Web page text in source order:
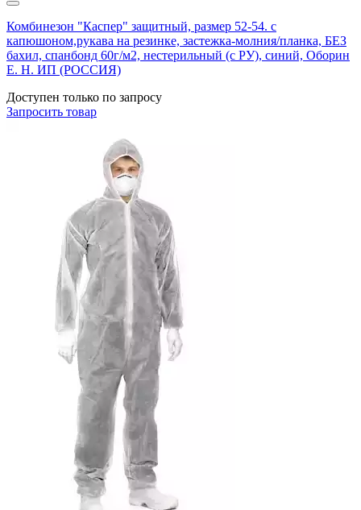
Комбинезон "Каспер" защитный, размер 52-54. с
капюшоном,рукава на резинке, застежка-молния/планка, БЕЗ
бахил, спанбонд 60г/м2, нестерильный (с РУ), синий, Оборин
Е. Н. ИП (РОССИЯ)
Доступен только по запросу
Запросить товар